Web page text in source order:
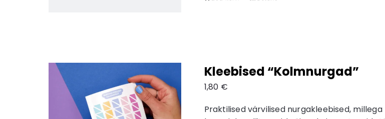
Kleebised “Kolmnurgad”
1,80 €
Praktilised värvilised nurgakleebised,